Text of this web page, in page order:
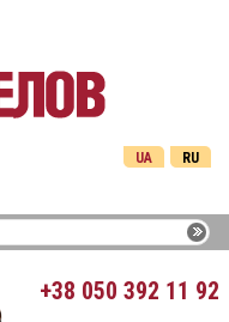
RU
UA
+38 050 392 11 92